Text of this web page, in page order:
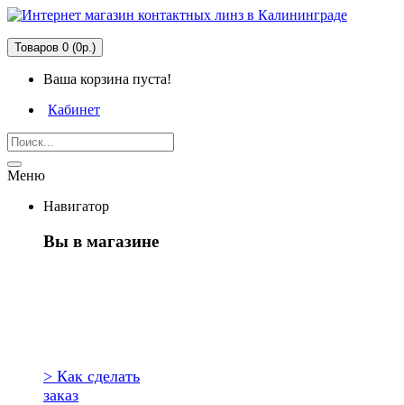
Товаров 0 (0р.)
Ваша корзина пуста!
Кабинет
Меню
Навигатор
Вы в магазине
> Как сделать
заказ